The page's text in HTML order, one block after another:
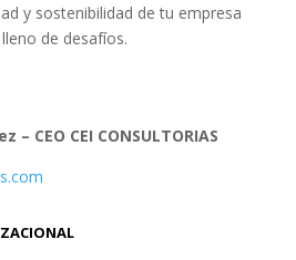
y sostenibilidad de tu empresa
de desafíos.
CEO CEI CONSULTORIAS